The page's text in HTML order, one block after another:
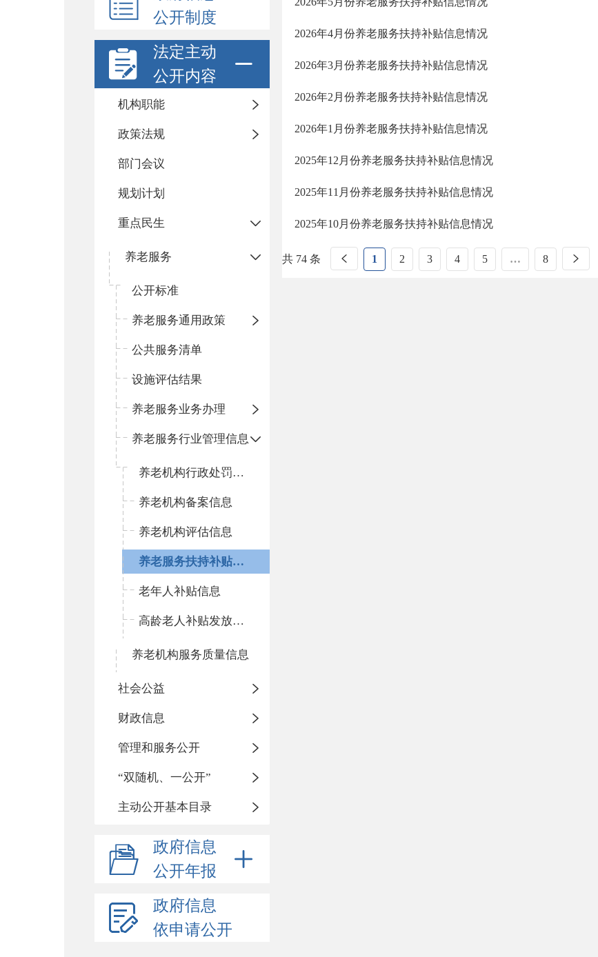
公开制度
法定主动
公开内容
机构职能
政策法规
部门会议
规划计划
重点民生
养老服务
公开标准
养老服务通用政策
公共服务清单
设施评估结果
养老服务业务办理
养老服务行业管理信息
养老机构行政处罚信息
养老机构备案信息
养老机构评估信息
养老服务扶持补贴信息
老年人补贴信息
高龄老人补贴发放情况
养老机构服务质量信息
社会公益
财政信息
管理和服务公开
“双随机、一公开”
主动公开基本目录
政府信息
公开年报
政府信息
依申请公开
2026年4月份养老服务扶持补贴信息情况
2026年3月份养老服务扶持补贴信息情况
2026年2月份养老服务扶持补贴信息情况
2026年1月份养老服务扶持补贴信息情况
2025年12月份养老服务扶持补贴信息情况
2025年11月份养老服务扶持补贴信息情况
2025年10月份养老服务扶持补贴信息情况
共 74 条 1 2 3 4 5 … 8